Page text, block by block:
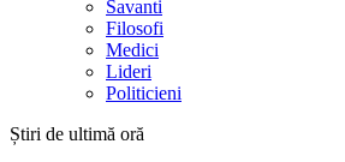
Savanti
Filosofi
Medici
Lideri
Politicieni
Știri de ultimă oră